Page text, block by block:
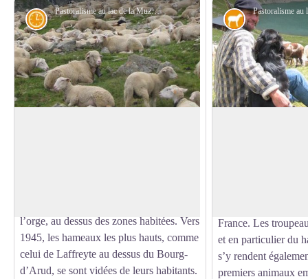
Pastoralisme au lac de la Muzelle - PNE - Brun André
Histoire
l’orge, au dessus des zones habitées. Vers
1945, les hameaux les plus hauts, comme
celui de Laffreyte au dessus du Bourg-
d’Arud, se sont vidées de leurs habitants.
Pastoralisme
France. Les
et en particulier du
s’y rendent
premiers animaux